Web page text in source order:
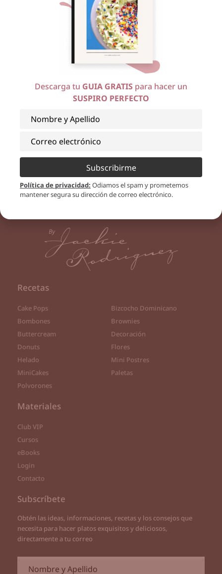
Ver más
Recetas
Cake Pops
Bizcocho Dominicano
Bombones
Brownies
Buttercream
Decoración
Donuts
Flores
Helado
Mini Postres
MiniCakes
Paletas
Polvorones
Materiales
Club VIP
Cursos
eBooks
Login
Contacto
Subscríbete
Obtén las ideas, informaciones, recetas y los consejos que
necesita para hacer platos exquisitos y deliciosos,
directamente a tu correo
Descarga tu GUIA GRATIS para hacer un
SUSPIRO PERFECTO
Subscribirme
Política de privacidad: Odiamos el spam y prometemos
mantener segura su dirección de correo electrónico.